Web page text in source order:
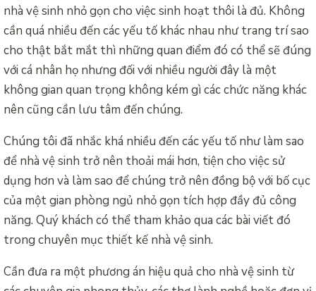
nhà vệ sinh nhỏ gọn cho việc sinh hoạt thôi là đủ. Không
cần quá nhiều đến các yếu tố khác nhau như trang trí sao
cho thật bắt mắt thì những quan điểm đó có thể sẽ đúng
với cá nhân họ nhưng đối với nhiều người đây là một
không gian quan trọng không kém gì các chức năng khác
nên cũng cần lưu tâm đến chúng.
Chúng tôi đã nhắc khá nhiều đến các yếu tố như làm sao
để nhà vệ sinh trở nên thoải mái hơn, tiện cho việc sử
dụng hơn và làm sao để chúng trở nên đồng bộ với bố cục
của một gian phòng ngủ nhỏ gọn tích hợp đầy đủ công
năng. Quý khách có thể tham khảo qua các bài viết đó
trong chuyên mục thiết kế nhà vệ sinh.
Cần đưa ra một phương án hiệu quả cho nhà vệ sinh từ